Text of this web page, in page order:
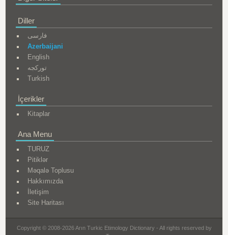
Diller
فارسی
Azerbaijani
English
تورکجه
Turkish
İçerikler
Kitaplar
Ana Menu
TURUZ
Pitiklər
Məqalə Toplusu
Hakkımızda
İletişim
Site Haritası
Copyright © 2008-2026 Arın Turkic Etimology Dictionary - All rights reserved by